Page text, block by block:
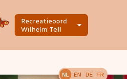
Recreatieoord
Wilhelm Tell
NL EN DE FR